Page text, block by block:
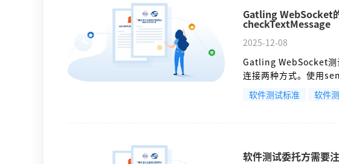
Gatling WebSocket
checkTextMessage
2025-12-08
Gatling WebSocket测
连接两种方式。使用
验证响应。协议配置
和负载模型。示例展
软件测试标准 软件
软件测试委托方需要